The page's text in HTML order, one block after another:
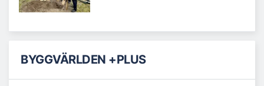
BYGGVÄRLDEN +PLUS